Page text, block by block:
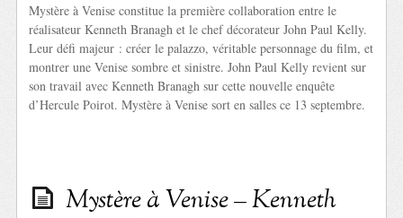
Mystère à Venise constitue la première collaboration entre le
réalisateur Kenneth Branagh et le chef décorateur John Paul Kelly.
Leur défi majeur : créer le palazzo, véritable personnage du film, et
montrer une Venise sombre et sinistre. John Paul Kelly revient sur
son travail avec Kenneth Branagh sur cette nouvelle enquête
d’Hercule Poirot. Mystère à Venise sort en salles ce 13 septembre.
Mystère à Venise – Kenneth